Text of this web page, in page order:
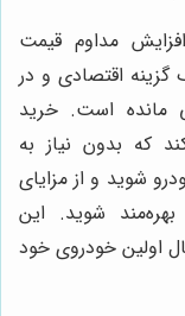
مداوم قیمت
گزینه اقتصادی و در
مانده است. خرید
که بدون نیاز به
شوید و از مزایای
شوید. این
اولین خودروی خود